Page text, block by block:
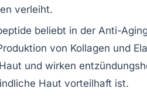
verleiht.
beliebt in der Anti-
von Kollagen und
und wirken
Haut vorteilhaft ist.